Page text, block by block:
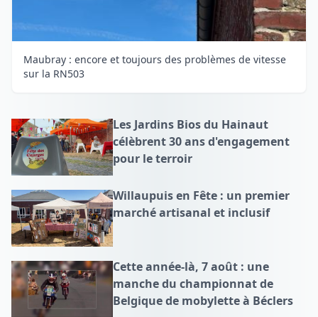
Maubray : encore et toujours des problèmes de vitesse
sur la RN503
Les Jardins Bios du Hainaut
célèbrent 30 ans d'engagement
pour le terroir
Willaupuis en Fête : un premier
marché artisanal et inclusif
Cette année-là, 7 août : une
manche du championnat de
Belgique de mobylette à Béclers